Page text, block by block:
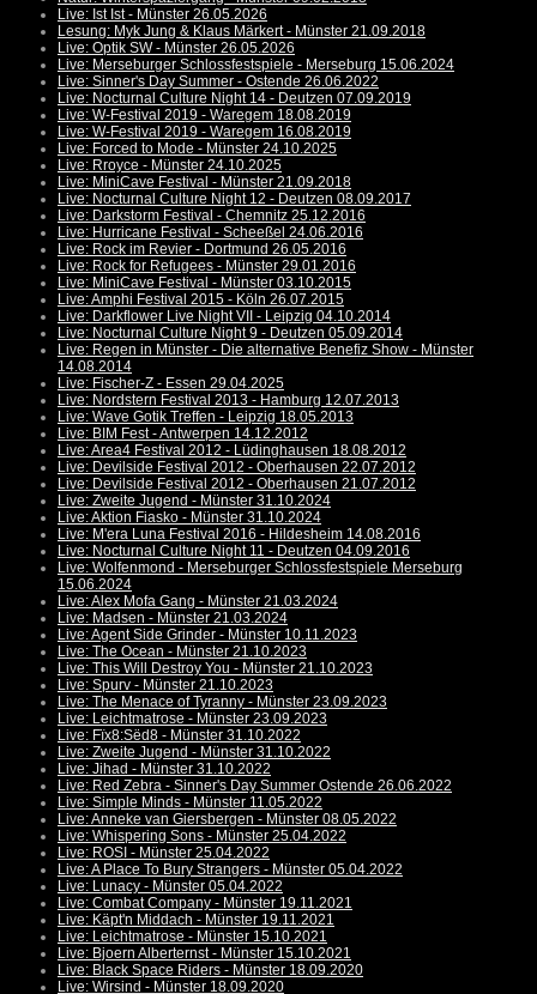
Live: Ist Ist - Münster 26.05.2026
Lesung: Myk Jung & Klaus Märkert - Münster 21.09.2018
Live: Optik SW - Münster 26.05.2026
Live: Merseburger Schlossfestspiele - Merseburg 15.06.2024
Live: Sinner's Day Summer - Ostende 26.06.2022
Live: Nocturnal Culture Night 14 - Deutzen 07.09.2019
Live: W-Festival 2019 - Waregem 18.08.2019
Live: W-Festival 2019 - Waregem 16.08.2019
Live: Forced to Mode - Münster 24.10.2025
Live: Rroyce - Münster 24.10.2025
Live: MiniCave Festival - Münster 21.09.2018
Live: Nocturnal Culture Night 12 - Deutzen 08.09.2017
Live: Darkstorm Festival - Chemnitz 25.12.2016
Live: Hurricane Festival - Scheeßel 24.06.2016
Live: Rock im Revier - Dortmund 26.05.2016
Live: Rock for Refugees - Münster 29.01.2016
Live: MiniCave Festival - Münster 03.10.2015
Live: Amphi Festival 2015 - Köln 26.07.2015
Live: Darkflower Live Night VII - Leipzig 04.10.2014
Live: Nocturnal Culture Night 9 - Deutzen 05.09.2014
Live: Regen in Münster - Die alternative Benefiz Show - Münster
14.08.2014
Live: Fischer-Z - Essen 29.04.2025
Live: Nordstern Festival 2013 - Hamburg 12.07.2013
Live: Wave Gotik Treffen - Leipzig 18.05.2013
Live: BIM Fest - Antwerpen 14.12.2012
Live: Area4 Festival 2012 - Lüdinghausen 18.08.2012
Live: Devilside Festival 2012 - Oberhausen 22.07.2012
Live: Devilside Festival 2012 - Oberhausen 21.07.2012
Live: Zweite Jugend - Münster 31.10.2024
Live: Aktion Fiasko - Münster 31.10.2024
Live: M'era Luna Festival 2016 - Hildesheim 14.08.2016
Live: Nocturnal Culture Night 11 - Deutzen 04.09.2016
Live: Wolfenmond - Merseburger Schlossfestspiele Merseburg
15.06.2024
Live: Alex Mofa Gang - Münster 21.03.2024
Live: Madsen - Münster 21.03.2024
Live: Agent Side Grinder - Münster 10.11.2023
Live: The Ocean - Münster 21.10.2023
Live: This Will Destroy You - Münster 21.10.2023
Live: Spurv - Münster 21.10.2023
Live: The Menace of Tyranny - Münster 23.09.2023
Live: Leichtmatrose - Münster 23.09.2023
Live: Fïx8:Sëd8 - Münster 31.10.2022
Live: Zweite Jugend - Münster 31.10.2022
Live: Jihad - Münster 31.10.2022
Live: Red Zebra - Sinner's Day Summer Ostende 26.06.2022
Live: Simple Minds - Münster 11.05.2022
Live: Anneke van Giersbergen - Münster 08.05.2022
Live: Whispering Sons - Münster 25.04.2022
Live: ROSI - Münster 25.04.2022
Live: A Place To Bury Strangers - Münster 05.04.2022
Live: Lunacy - Münster 05.04.2022
Live: Combat Company - Münster 19.11.2021
Live: Käpt'n Middach - Münster 19.11.2021
Live: Leichtmatrose - Münster 15.10.2021
Live: Bjoern Alberternst - Münster 15.10.2021
Live: Black Space Riders - Münster 18.09.2020
Live: Wirsind - Münster 18.09.2020